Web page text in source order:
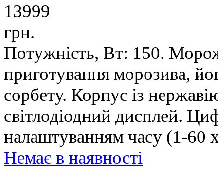
13999
грн.
Потужність, Вт: 150.
приготування морозива,
сорбету. Корпус із
світлодіодний дисплей.
налаштуванням часу (1-60
Немає в наявності